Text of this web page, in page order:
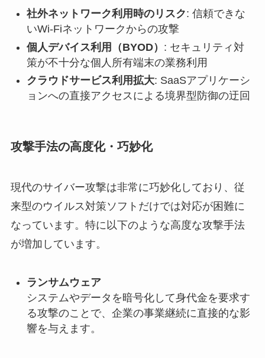
社外ネットワーク利用時のリスク: 信頼できな
いWi-Fiネットワークからの攻撃
個人デバイス利用（BYOD） : セキュリティ対
策が不十分な個人所有端末の業務利用
クラウドサービス利用拡大: SaaSアプリケーシ
ョンへの直接アクセスによる境界型防御の迂回
攻撃手法の高度化・巧妙化
現代のサイバー攻撃は非常に巧妙化しており、従
来型のウイルス対策ソフトだけでは対応が困難に
なっています。特に以下のような高度な攻撃手法
が増加しています。
ランサムウェア
システムやデータを暗号化して身代金を要求す
る攻撃のことで、企業の事業継続に直接的な影
響を与えます。